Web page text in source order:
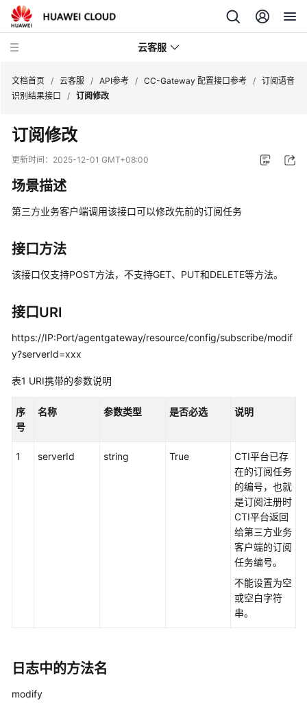
云客服
产
品
介
速
门
用
指
价
说
系
统
文档首页 / 云客服 / API参考 / CC-Gateway 配置接口参考 / 订阅语音
识别结果接口
/ 订阅修改
订阅修改
更新时间： 2025-12-01 GMT+08:00
场景描述
第三方业务客户端调用该接口可以修改先前的订阅任务
接口方法
该接口仅支持POST方法，不支持GET、PUT和DELETE等方法。
接口URI
https://IP:Port/agentgateway/resource/config/subscribe/modif
y?serverId=xxx
表1 URI携带的参数说明
序
号
名称 参数类型 是否必选 说明
1 serverId string True
CTI平台已存
在的订阅任务
的编号，也就
是订阅注册时
CTI平台返回
给第三方业务
客户端的订阅
任务编号。
不能设置为空
或空白字符
串。
日志中的方法名
modify